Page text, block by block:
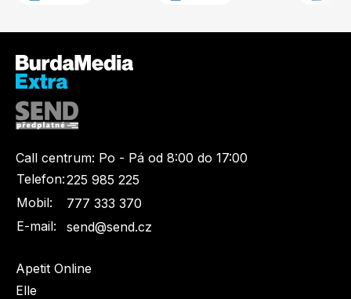
Call centrum: Po - Pá od 8:00 do 17:00
Telefon:225 985 225
Mobil:
777 333 370
E-mail:
send@send.cz
Apetit Online
Elle